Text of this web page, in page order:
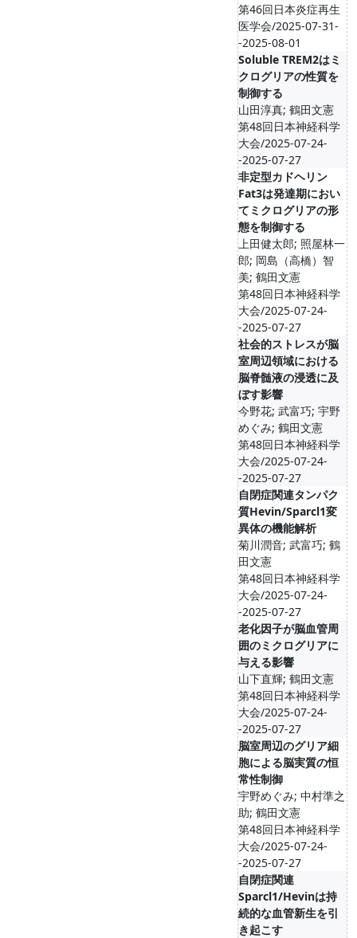
第46回日本炎症再生
医学会/2025-07-31-
-2025-08-01
Soluble TREM2はミ
クログリアの性質を
制御する
山田淳真; 鶴田文憲
第48回日本神経科学
大会/2025-07-24-
-2025-07-27
非定型カドヘリン
Fat3は発達期におい
てミクログリアの形
態を制御する
上田健太郎; 照屋林一
郎; 岡島（高橋）智
美; 鶴田文憲
第48回日本神経科学
大会/2025-07-24-
-2025-07-27
社会的ストレスが脳
室周辺領域における
脳脊髄液の浸透に及
ぼす影響
今野花; 武富巧; 宇野
めぐみ; 鶴田文憲
第48回日本神経科学
大会/2025-07-24-
-2025-07-27
自閉症関連タンパク
質Hevin/Sparcl1変
異体の機能解析
菊川潤音; 武富巧; 鶴
田文憲
第48回日本神経科学
大会/2025-07-24-
-2025-07-27
老化因子が脳血管周
囲のミクログリアに
与える影響
山下直輝; 鶴田文憲
第48回日本神経科学
大会/2025-07-24-
-2025-07-27
脳室周辺のグリア細
胞による脳実質の恒
常性制御
宇野めぐみ; 中村準之
助; 鶴田文憲
第48回日本神経科学
大会/2025-07-24-
-2025-07-27
自閉症関連
Sparcl1/Hevinは持
続的な血管新生を引
き起こす